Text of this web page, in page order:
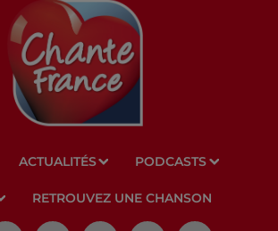
ACTUALITÉS PODCASTS
RETROUVEZ UNE CHANSON